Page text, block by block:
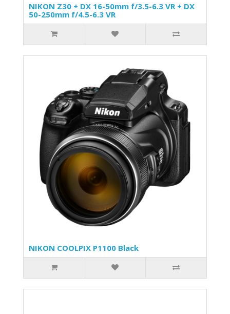
NIKON Z30 + DX 16-50mm f/3.5-6.3 VR + DX
50-250mm f/4.5-6.3 VR
NIKON COOLPIX P1100 Black